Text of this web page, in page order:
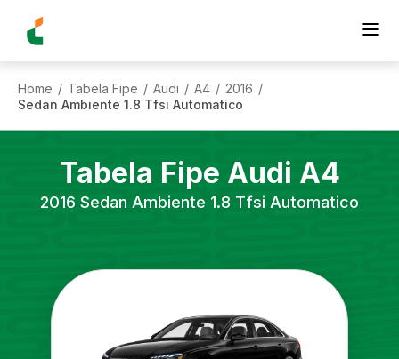
Home / Tabela Fipe / Audi / A4 / 2016 /
Sedan Ambiente 1.8 Tfsi Automatico
Tabela Fipe Audi A4
2016 Sedan Ambiente 1.8 Tfsi Automatico